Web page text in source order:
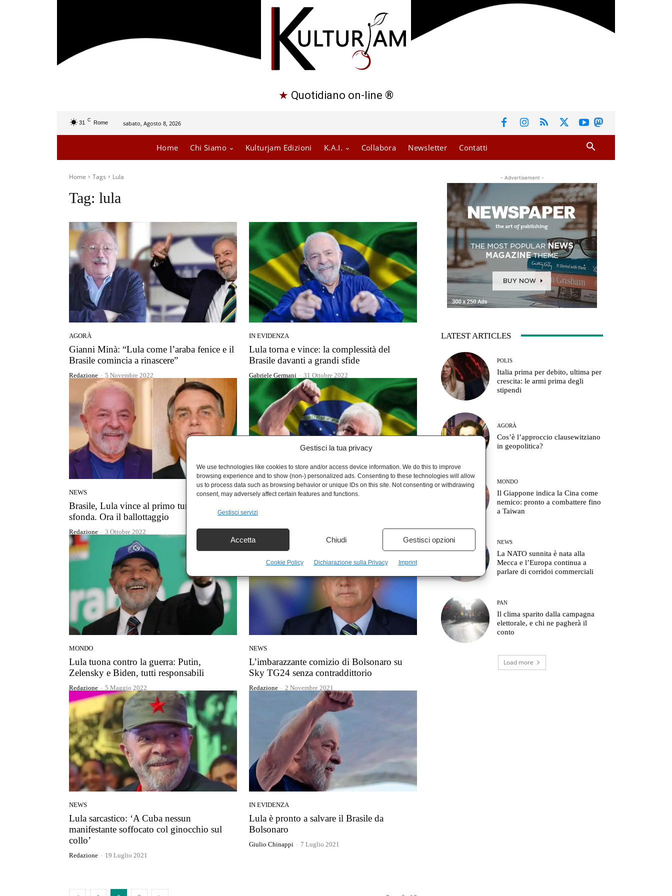
Gestisci la tua privacy
We use technologies like cookies to store and/or access device information. We do this to improve
browsing experience and to show (non-) personalized ads. Consenting to these technologies will allow
us to process data such as browsing behavior or unique IDs on this site. Not consenting or withdrawing
consent, may adversely affect certain features and functions.
Gestisci servizi
Accetta Chiudi Gestisci opzioni
Cookie Policy Dichiarazione sulla Privacy Imprint
★ Quotidiano on-line ®
31 C Rome sabato, Agosto 8, 2026
Home Chi Siamo Kulturjam Edizioni K.A.I. Collabora Newsletter Contatti
Home Tags Lula
Tag: lula
AGORÀ
Gianni Minà: “Lula come l’araba fenice e il
Brasile comincia a rinascere”
Redazione - 5 Novembre 2022
IN EVIDENZA
Lula torna e vince: la complessità del
Brasile davanti a grandi sfide
Gabriele Germani - 31 Ottobre 2022
NEWS
Brasile, Lula vince al primo turno ma non
sfonda. Ora il ballottaggio
Redazione - 3 Ottobre 2022
MONDO
+15% su Bolsonaro
22 Agosto 2022
MONDO
Lula tuona contro la guerra: Putin,
Zelensky e Biden, tutti responsabili
Redazione - 5 Maggio 2022
NEWS
L’imbarazzante comizio di Bolsonaro su
Sky TG24 senza contraddittorio
Redazione - 2 Novembre 2021
NEWS
Lula sarcastico: ‘A Cuba nessun
manifestante soffocato col ginocchio sul
collo’
Redazione - 19 Luglio 2021
IN EVIDENZA
Lula è pronto a salvare il Brasile da
Bolsonaro
Giulio Chinappi - 7 Luglio 2021
- Advertisement -
LATEST ARTICLES
POLIS
Italia prima per debito, ultima per
crescita: le armi prima degli
stipendi
AGORÀ
Cos’è l’approccio clausewitziano
in geopolitica?
MONDO
Il Giappone indica la Cina come
nemico: pronto a combattere fino
a Taiwan
NEWS
La NATO sunnita è nata alla
Mecca e l’Europa continua a
parlare di corridoi commerciali
PAN
Il clima sparito dalla campagna
elettorale, e chi ne pagherà il
conto
Load more